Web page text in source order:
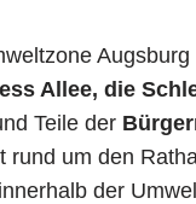
Allee, die
Teile der
rund um den
der